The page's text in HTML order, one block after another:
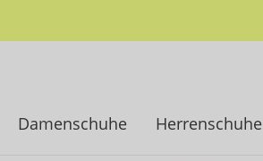
Damenschuhe Herrenschuhe